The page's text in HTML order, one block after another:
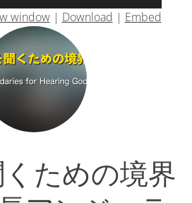
window| Download | Embed
ための境界